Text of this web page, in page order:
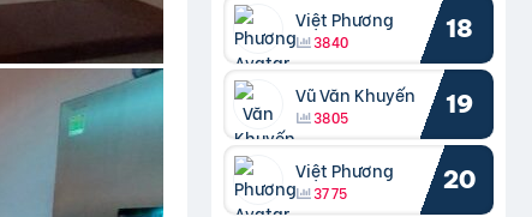
Việt Phương
3840 18
Vũ Văn Khuyến
3805 19
Việt Phương
3775 20